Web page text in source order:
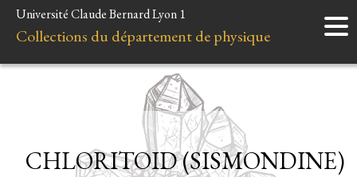
Accueil
Instruments
Liens et ressources
Université Claude Bernard Lyon 1
Collections du département de physique
CHLORITOID (SISMONDINE)